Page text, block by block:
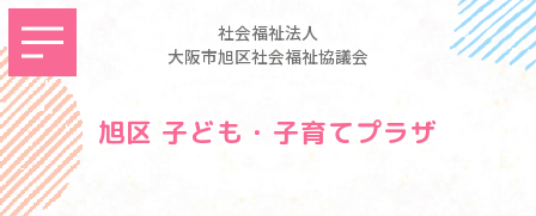
社会福祉法人
大阪市旭区社会福祉協議会
旭区 子ども・子育てプラザ